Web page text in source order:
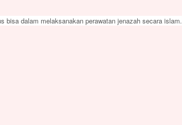
bisa dalam melaksanakan perawatan jenazah secara islam.